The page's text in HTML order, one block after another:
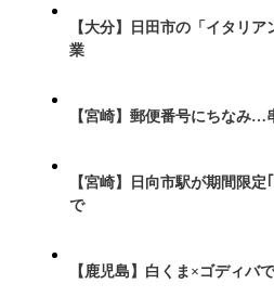
【大分】日田市の「イタリ
業
【宮崎】郵便番号にちなみ…
【宮崎】日向市駅が期間限定
で
【鹿児島】白くま×ゴディバ